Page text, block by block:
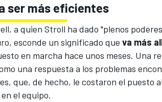
ser más eficientes
a quien Stroll ha dado "plenos
esconde un significado que va más
en marcha hace unos meses. Una
una respuesta a los problemas
que, de hecho, le costaron el puesto
el equipo.